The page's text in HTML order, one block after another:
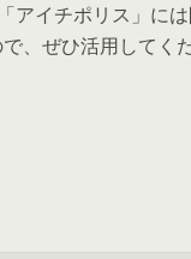
アイチポリス」に
、ぜひ活用してくだ